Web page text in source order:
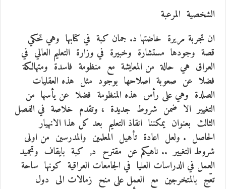
الشخصية المرعبة
ان تجربة مريرة خاضتها د. جمان كبة في كتابها وهي تحكي
قصة وجودها مستشارة وخبيرة في وزارة التعليم العالي في
العراق هي حالة من المعايشة مع منظومة فاسدة ومتهالكة
فضلا عن صعوبة اصلاحها بوجود مثل هذه العقليات
الصلدة وهي على رأس هذه المنظومة فضلا عن يأسها من
التغيير الا ضمن شروط جديدة ، وتقدم خلاصة في الفصل
الثالث بعنوان يمكننا انقاذ التعليم بعد كل هذا الانهيار
الحاصل . ولعل اعادة تأهيل المعلمين والمدرسين من اولى
شروط التغيير .. ناهيكم عن مقترح د, كبة بايقاف وتجميد
العمل في الدراسات العليا في الجامعات العراقية كونها ساحة
تعّج بالمتخرجين مع العمل على منح زمالات الى دول